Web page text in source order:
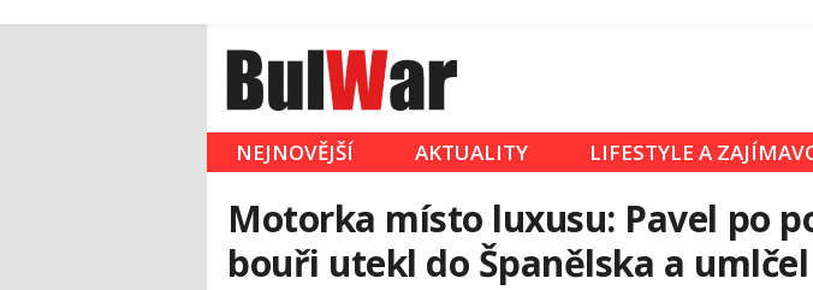
NEJNOVĚJŠÍ AKTUALITY LIFESTYLE A
Motorka místo luxusu: Pavel po
bouři utekl do Španělska a